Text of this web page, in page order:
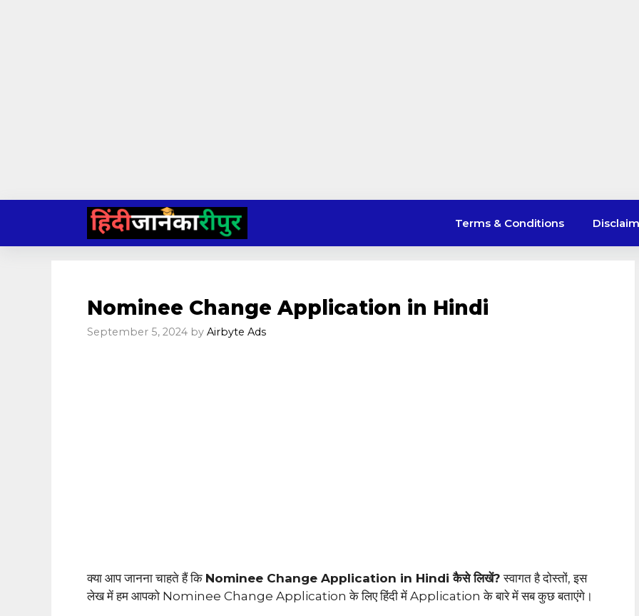
content
Terms & Conditions
Nominee Change Application in Hindi
September 5, 2024 by Airbyte Ads
क्या आप जानना चाहते हैं कि Nominee Change Application in Hindi कैसे लिखें? स्वागत है दोस्तों, इस
लेख में हम आपको Nominee Change Application के लिए हिंदी में Application के बारे में सब कुछ बताएंगे।